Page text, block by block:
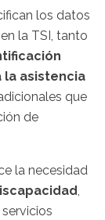
los datos
la TSI, tanto
la asistencia
que
de
la necesidad
,